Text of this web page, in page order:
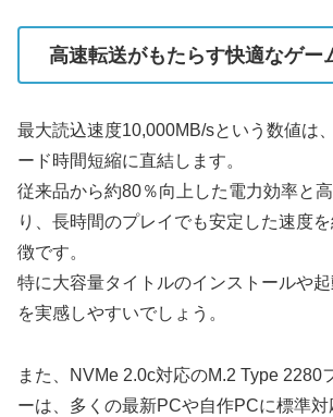
高速転送がもたらす快適なゲー
最大読込速度10,000MB/sという数値は
ード時間短縮に直結します。
従来品から約80％向上した電力効率と
り、長時間のプレイでも安定した速度
徴です。
特に大容量タイトルのインストールや
を実感しやすいでしょう。
また、NVMe 2.0c対応のM.2 Type 2280
ーは、多くの最新PCや自作PCに標準対